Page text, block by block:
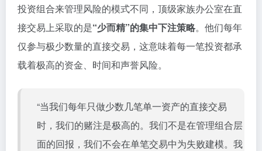
投资组合来管理风险的模式不同，顶级家族办公室在直
接交易上采取的是“少而精”的集中下注策略。他们每年
仅参与极少数量的直接交易，这意味着每一笔投资都承
载着极高的资金、时间和声誉风险。
“当我们每年只做少数几笔单一资产的直接交易
时，我们的赌注是极高的。我们不是在管理组合层
面的回报，我们不会在单笔交易中为失败建模。我